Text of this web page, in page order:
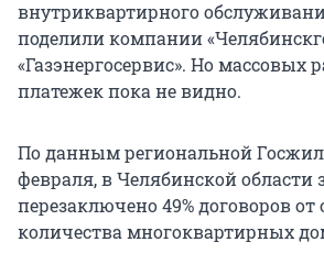
внутриквартирного
поделили компании
«Газэнергосервис». Но массовых
платежек пока не видно.
По данным региональной
февраля, в Челябинской области
перезаключено 49% договоров от
количества многоквартирных